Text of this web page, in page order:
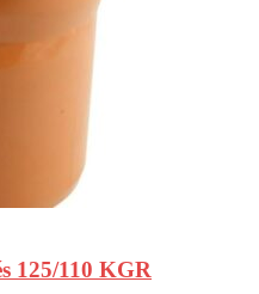
125/110 KGR